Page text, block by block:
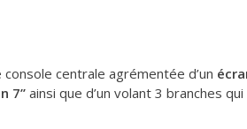
centrale agrémentée d’un
7’’ainsi que d’un volant 3 branches